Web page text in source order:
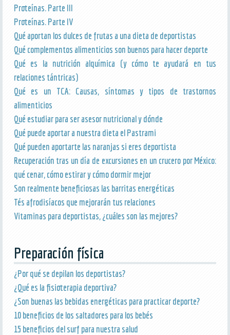
Proteínas. Parte III
Proteínas. Parte IV
Qué aportan los dulces de frutas a una dieta de deportistas
Qué complementos alimenticios son buenos para hacer deporte
Qué es la nutrición alquímica (y cómo te ayudará en tus
relaciones tántricas)
Qué es un TCA: Causas, síntomas y tipos de trastornos
alimenticios
Qué estudiar para ser asesor nutricional y dónde
Qué puede aportar a nuestra dieta el Pastrami
Qué pueden aportarte las naranjas si eres deportista
Recuperación tras un día de excursiones en un crucero por México:
qué cenar, cómo estirar y cómo dormir mejor
Son realmente beneficiosas las barritas energéticas
Tés afrodisíacos que mejorarán tus relaciones
Vitaminas para deportistas, ¿cuáles son las mejores?
Preparación física
¿Por qué se depilan los deportistas?
¿Qué es la fisioterapia deportiva?
¿Son buenas las bebidas energéticas para practicar deporte?
10 beneficios de los saltadores para los bebés
15 beneficios del surf para nuestra salud